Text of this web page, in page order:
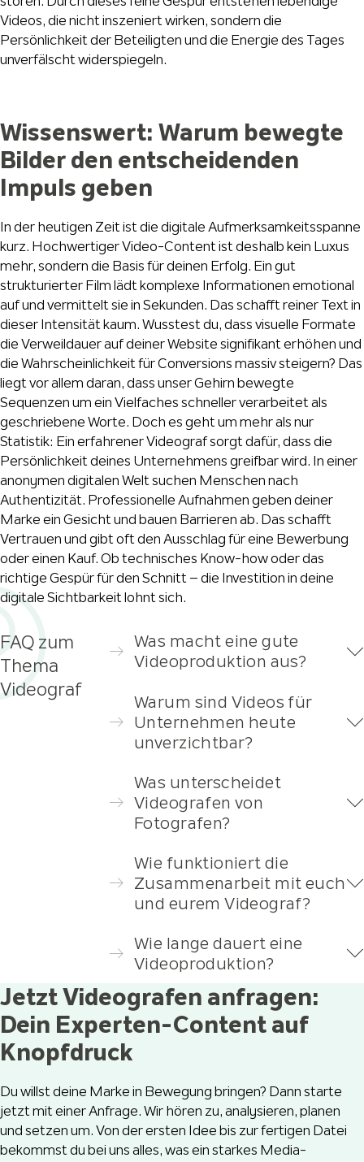
Videos, die nicht inszeniert wirken, sondern die
Persönlichkeit der Beteiligten und die Energie des Tages
unverfälscht widerspiegeln.
Wissenswert: Warum bewegte
Bilder den entscheidenden
Impuls geben
In der heutigen Zeit ist die digitale Aufmerksamkeitsspanne
kurz. Hochwertiger Video-Content ist deshalb kein Luxus
mehr, sondern die Basis für deinen Erfolg. Ein gut
strukturierter Film lädt komplexe Informationen emotional
auf und vermittelt sie in Sekunden. Das schafft reiner Text in
dieser Intensität kaum. Wusstest du, dass visuelle Formate
die Verweildauer auf deiner Website signifikant erhöhen und
die Wahrscheinlichkeit für Conversions massiv steigern? Das
liegt vor allem daran, dass unser Gehirn bewegte
Sequenzen um ein Vielfaches schneller verarbeitet als
geschriebene Worte. Doch es geht um mehr als nur
Statistik: Ein erfahrener Videograf sorgt dafür, dass die
Persönlichkeit deines Unternehmens greifbar wird. In einer
anonymen digitalen Welt suchen Menschen nach
Authentizität. Professionelle Aufnahmen geben deiner
Marke ein Gesicht und bauen Barrieren ab. Das schafft
Vertrauen und gibt oft den Ausschlag für eine Bewerbung
oder einen Kauf. Ob technisches Know-how oder das
richtige Gespür für den Schnitt – die Investition in deine
digitale Sichtbarkeit lohnt sich.
FAQ zum
Thema
Videograf
Was macht eine gute
Videoproduktion aus?
Warum sind Videos für
Unternehmen heute
unverzichtbar?
Was unterscheidet
Videografen von
Fotografen?
Wie funktioniert die
Zusammenarbeit mit euch
und eurem Videograf?
Wie lange dauert eine
Videoproduktion?
Jetzt Videografen anfragen:
Dein Experten-Content auf
Knopfdruck
Du willst deine Marke in Bewegung bringen? Dann starte
jetzt mit einer Anfrage. Wir hören zu, analysieren, planen
und setzen um. Von der ersten Idee bis zur fertigen Datei
bekommst du bei uns alles, was ein starkes Media-